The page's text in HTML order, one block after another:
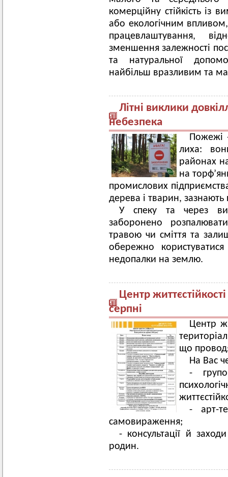
комерційну стійкість із
або екологічним
працевлаштування,
зменшення залежності
та натуральної
найбільш вразливим та
Літні виклики
небезпека
Пожежі
лиха:
районах
на
промислових
дерева і тварин, зазнають
У спеку та через
заборонено
травою чи сміття та
обережно
недопалки на землю.
Центр
серпні
Центр
що
На Вас
-
- арт-
самовираження;
- консультації й
родин.